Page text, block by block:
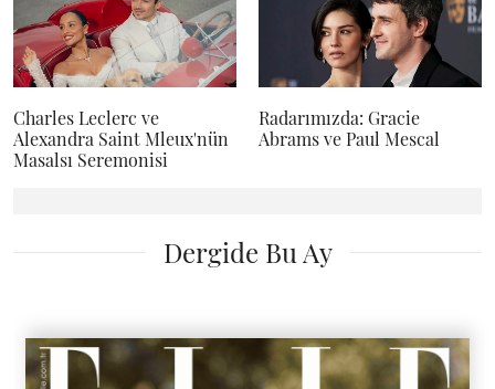
Charles Leclerc ve
Alexandra Saint Mleux'nün
Masalsı Seremonisi
Radarımızda: Gracie
Abrams ve Paul Mescal
Dergide Bu Ay